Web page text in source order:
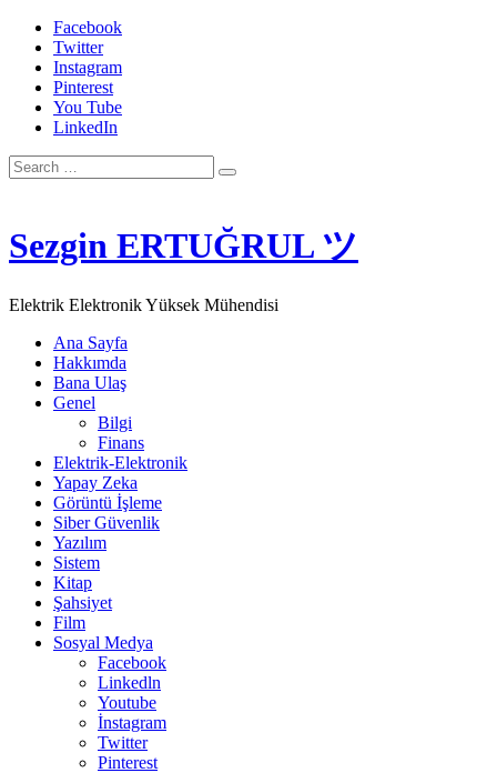
Facebook
Twitter
Instagram
Pinterest
You Tube
LinkedIn
Search
for:
Sezgin ERTUĞRUL ツ
Elektrik Elektronik Yüksek Mühendisi
Ana Sayfa
Hakkımda
Bana Ulaş
Genel
Bilgi
Finans
Elektrik-Elektronik
Yapay Zeka
Görüntü İşleme
Siber Güvenlik
Yazılım
Sistem
Kitap
Şahsiyet
Film
Sosyal Medya
Facebook
Linkedln
Youtube
İnstagram
Twitter
Pinterest